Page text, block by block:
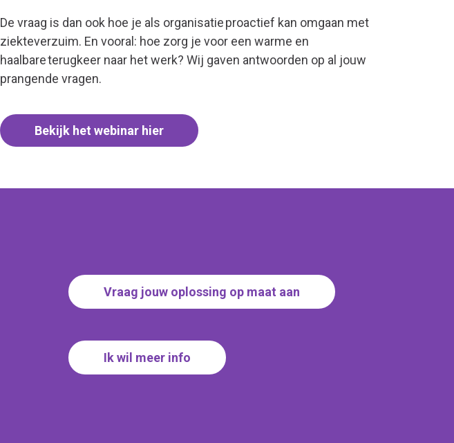
De vraag is dan ook hoe je als organisatie proactief kan omgaan met
ziekteverzuim. En vooral: hoe zorg je voor een warme en
haalbare terugkeer naar het werk? Wij gaven antwoorden op al jouw
prangende vragen.
Bekijk het webinar hier
Vraag jouw oplossing op maat aan
Ik wil meer info